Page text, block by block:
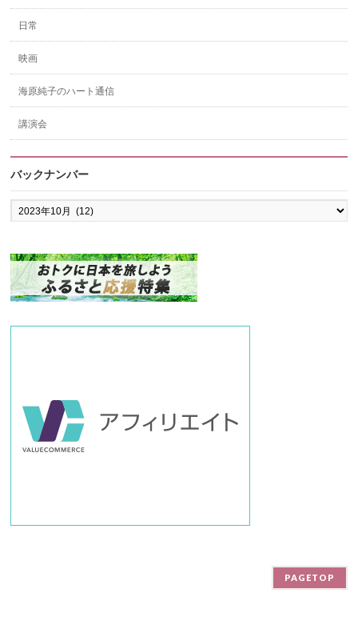
日常
映画
海原純子のハート通信
講演会
バックナンバー
バ
ッ
ン
バ
ー
PAGETOP